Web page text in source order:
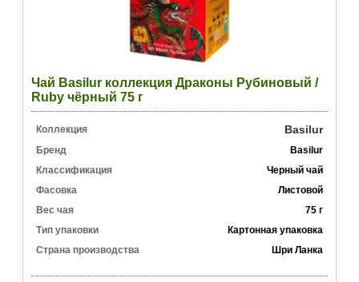
Чай Basilur коллекция Драконы Рубиновый /
Ruby чёрный 75 г
Коллекция Basilur
Бренд
Basilur
Классификация
Черный чай
Фасовка
Листовой
Вес чая
75 г
Тип упаковки
Картонная упаковка
Страна производства
Шри Ланка